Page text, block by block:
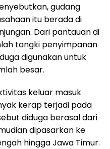
gudang
itu berada di
Dari pantauan di
tangki penyimpanan
digunakan untuk
besar.
keluar masuk
kerap terjadi pada
diduga berasal dari
dipasarkan ke
hingga Jawa Timur.